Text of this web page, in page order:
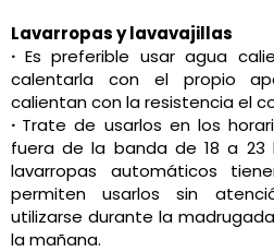
Lavarropas y lavavajillas
· Es preferible usar agua
calentarla con el propio
calientan con la resistencia el
· Trate de usarlos en los
fuera de la banda de 18 a 23
lavarropas automáticos
permiten usarlos sin
utilizarse durante la
la mañana.